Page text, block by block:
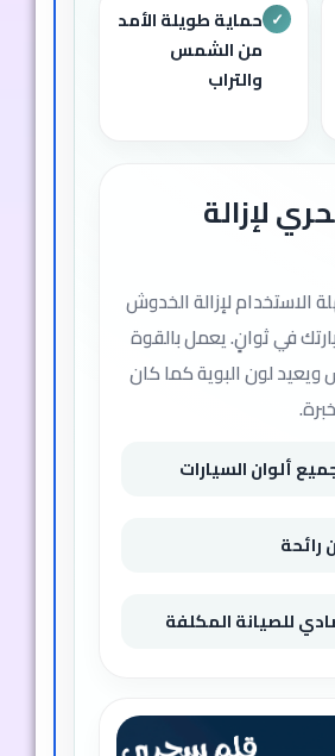
✓ حماية طويلة الأمد
من الشمس
والتراب
لإزالة
الاستخدام لإزالة الخدوش
في ثوانٍ. يعمل بالقوة
لون البوية كما كان
ألوان السيارات
رائحة
للصيانة المكلفة